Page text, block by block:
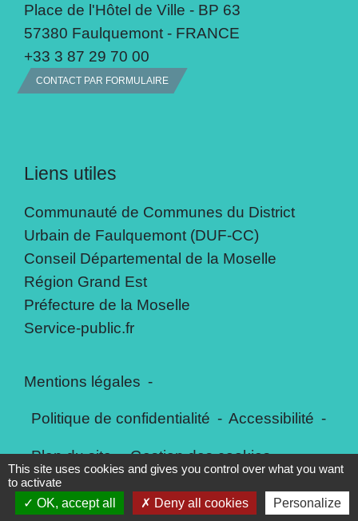
Place de l'Hôtel de Ville - BP 63
57380 Faulquemont - FRANCE
+33 3 87 29 70 00
CONTACT PAR FORMULAIRE
Liens utiles
Communauté de Communes du District
Urbain de Faulquemont (DUF-CC)
Conseil Départemental de la Moselle
Région Grand Est
Préfecture de la Moselle
Service-public.fr
Mentions légales -
Politique de confidentialité - Accessibilité -
Plan du site - Gestion des cookies
Site créé en partenariat avec Réseau des Communes
This site uses cookies and gives you control over what you want
to activate
OK, accept all
Deny all cookies Personalize